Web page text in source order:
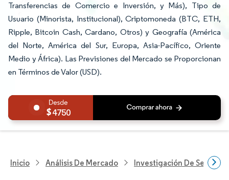
Transferencias de Comercio e Inversión, y Más), Tipo de
Usuario (Minorista, Institucional), Criptomoneda (BTC, ETH,
Ripple, Bitcoin Cash, Cardano, Otros) y Geografía (América
del Norte, América del Sur, Europa, Asia-Pacífico, Oriente
Medio y África). Las Previsiones del Mercado se Proporcionan
en Términos de Valor (USD).
4750
Inicio Análisis De Mercado Investigación De